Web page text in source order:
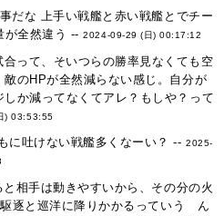
だな 上手い戦艦と赤い戦艦とでチー
が全然違う --2024-09-29 (日) 00:17:12
って、そいつらの勝率見なくても空
のHPが全然減らない感じ。自分が
か減ってなくてアレ？もしや？って
) 03:53:55
に吐けない戦艦多くなーい？ -- 2025-
相手は動きやすいから、その分の火
逐と巡洋に降りかかるっていう ん